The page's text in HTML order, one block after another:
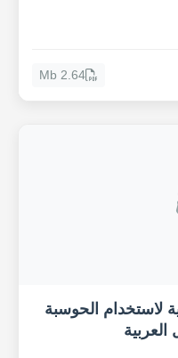
2.64 Mb
لاستخدام الحوسبة